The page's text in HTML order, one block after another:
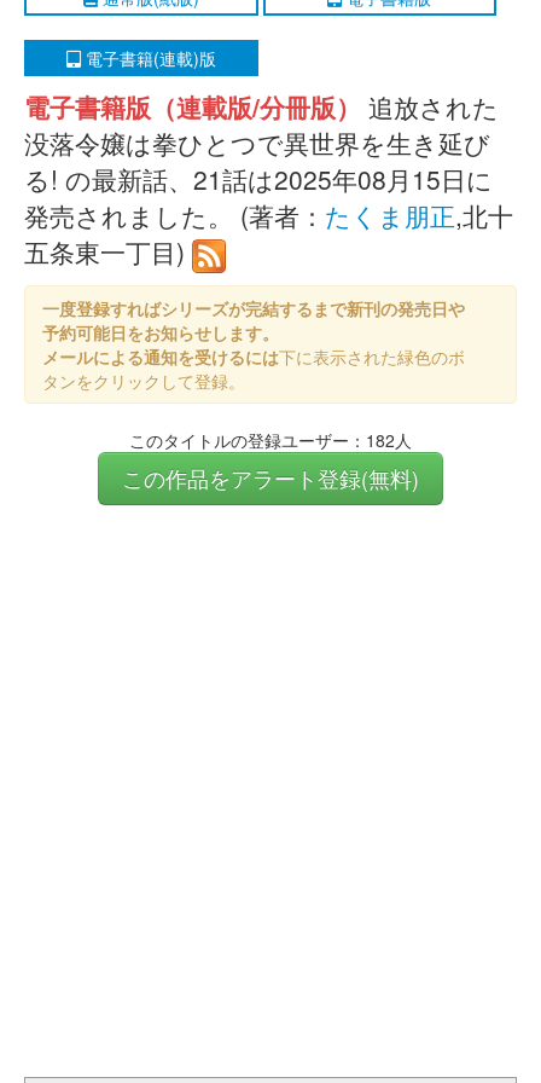
電子書籍(連載)版
電子書籍版（連載版/分冊版） 追放された
没落令嬢は拳ひとつで異世界を生き延び
る! の最新話、21話は2025年08月15日に
発売されました。 (著者： たくま朋正,北十
五条東一丁目)
一度登録すればシリーズが完結するまで新刊の発売日や
予約可能日をお知らせします。
メールによる通知を受けるには下に表示された緑色のボ
タンをクリックして登録。
このタイトルの登録ユーザー：182人
この作品をアラート登録(無料)